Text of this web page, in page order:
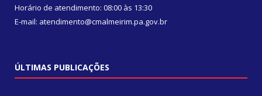
Horário de atendimento: 08:00 às 13:30
E-mail: atendimento@cmalmeirim.pa.gov.br
ÚLTIMAS PUBLICAÇÕES